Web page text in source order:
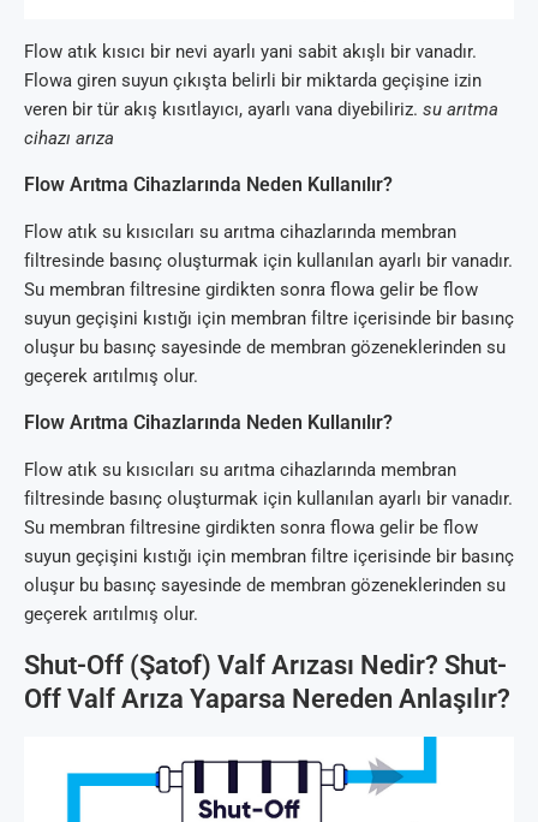
Flow atık kısıcı bir nevi ayarlı yani sabit akışlı bir vanadır.
Flowa giren suyun çıkışta belirli bir miktarda geçişine izin
veren bir tür akış kısıtlayıcı, ayarlı vana diyebiliriz. su arıtma
cihazı arıza
Flow Arıtma Cihazlarında Neden Kullanılır?
Flow atık su kısıcıları su arıtma cihazlarında membran
filtresinde basınç oluşturmak için kullanılan ayarlı bir vanadır.
Su membran filtresine girdikten sonra flowa gelir be flow
suyun geçişini kıstığı için membran filtre içerisinde bir basınç
oluşur bu basınç sayesinde de membran gözeneklerinden su
geçerek arıtılmış olur.
Flow Arıtma Cihazlarında Neden Kullanılır?
Flow atık su kısıcıları su arıtma cihazlarında membran
filtresinde basınç oluşturmak için kullanılan ayarlı bir vanadır.
Su membran filtresine girdikten sonra flowa gelir be flow
suyun geçişini kıstığı için membran filtre içerisinde bir basınç
oluşur bu basınç sayesinde de membran gözeneklerinden su
geçerek arıtılmış olur.
Shut-Off (Şatof) Valf Arızası Nedir? Shut-
Off Valf Arıza Yaparsa Nereden Anlaşılır?